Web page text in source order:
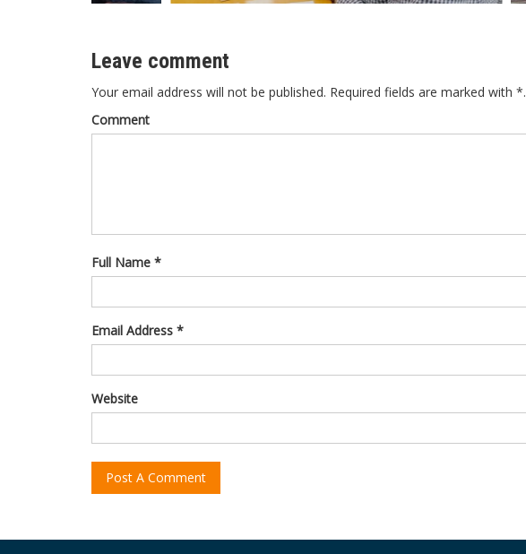
Leave comment
Your email address will not be published. Required fields are marked with *.
Comment
Full Name *
Email Address *
Website